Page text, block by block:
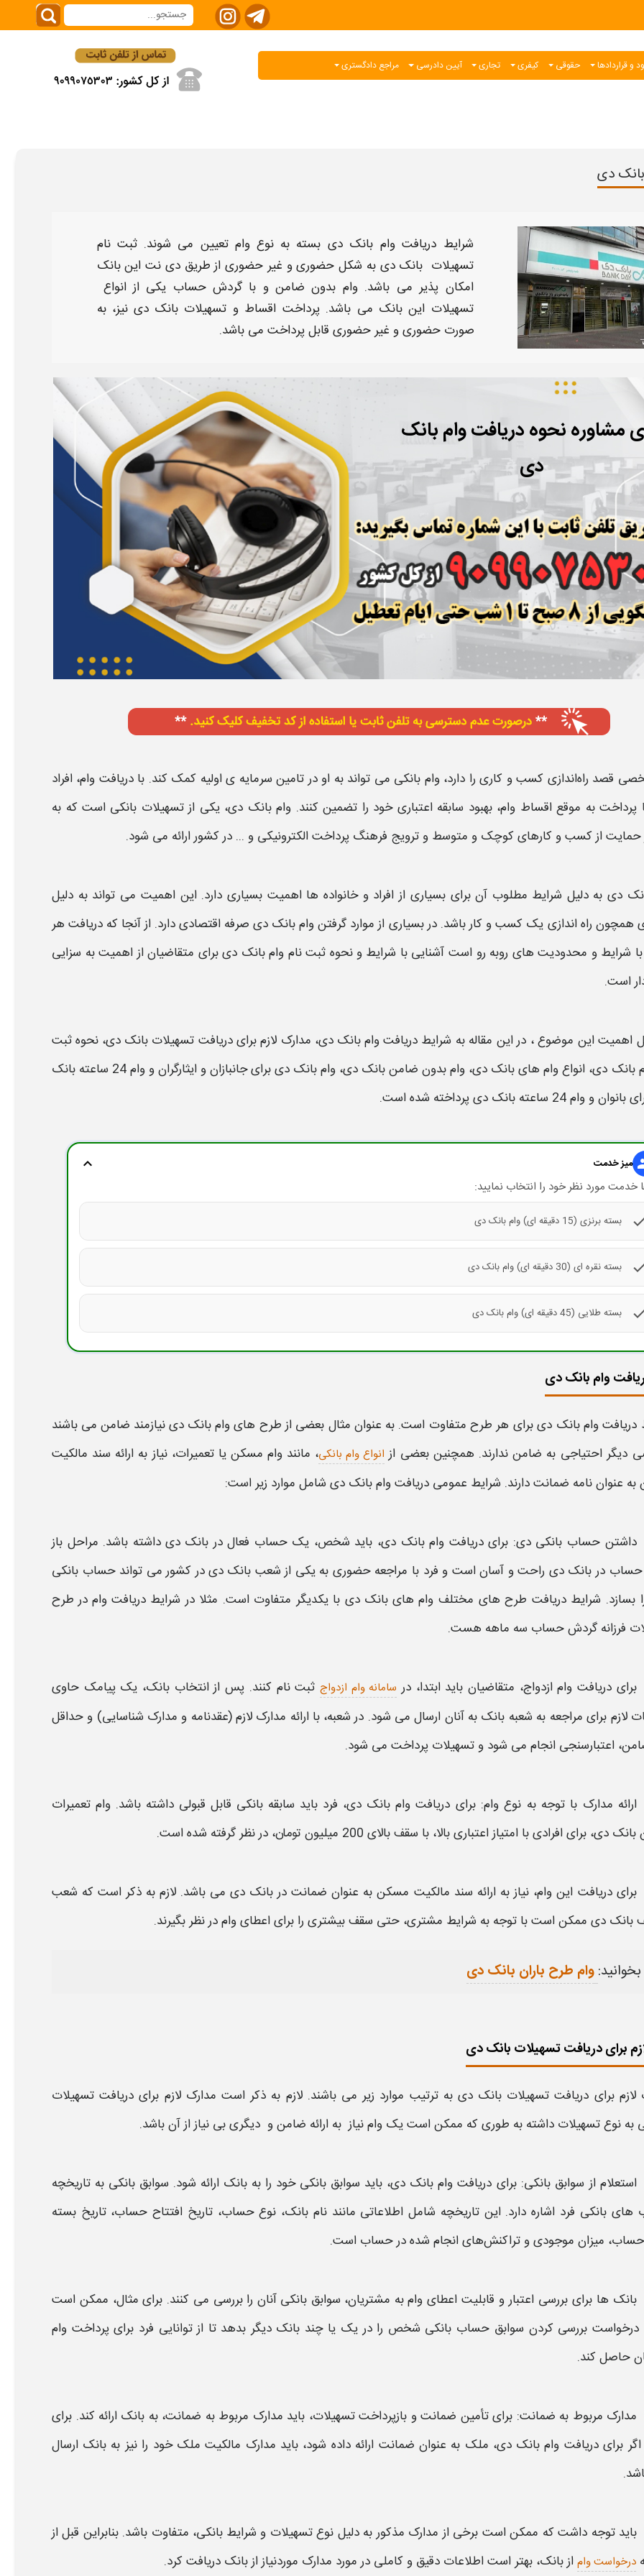
و قراردادها حقوقی کیفری تجاری آیین دادرسی مراجع دادگستری
دی
شرایطدریافتوام بانک دی بسته به نوعوامتعیین می شوند. ثبت نام
تسهیلاتبانک دی به شکل حضوری و غیر حضوری از طریق دی نت اینبانک
امکان پذیر می باشد.وام بدون ضامنو با گردش حساب یکی ازانواع
تسهیلات اینبانک می باشد. پرداخت اقساط و تسهیلاتبانک دی نیز، به
صورت حضوری و غیر حضوری قابل پرداخت می باشد.
مشاوره نحوه دریافت وام بانک
دی
قصد راه‌اندازی کسب ‌و کاری را دارد، وام بانکی می ‌تواند به او در تامین سرمایه‌ ی اولیه کمک کند. با دریافت وام، افراد
پرداخت به موقع اقساط وام، بهبود سابقه اعتباری خود را تضمین کنند. وام بانک دی، یکی از تسهیلات بانکی است که به
حمایت از کسب ‌و کارهای کوچک و متوسط و ترویج فرهنگ پرداخت الکترونیکی و ... در کشور ارائه می‌ شود.
دی به دلیل شرایط مطلوب آن برای بسیاری از افراد و خانواده‌ ها اهمیت بسیاری دارد. این اهمیت می‌ تواند به دلیل
همچون راه‌ اندازی یک کسب‌ و کار باشد. در بسیاری از موارد گرفتنوام بانک دی صرفه اقتصادی دارد. از آنجا که دریافت هر
با شرایط و محدودیت ‌های روبه رو است آشنایی با شرایط و نحوه ثبت نام وام بانک دیبرای متقاضیان از اهمیت به سزایی
است.
اهمیت این موضوع ، در این مقاله به شرایط دریافتوام بانک دی، مدارک لازم برای دریافت تسهیلات بانک دی، نحوه ثبت
بانک دی، انواعوام هایبانک دی، وام بدون ضامن بانک دی، وام بانک دیبرای جانبازان و ایثارگران و
وام 24 ساعته بانک
و وام 24 ساعته بانک دی پرداخته شده است.
میز خدمت expand_more
خدمت مورد نظر خود را انتخاب نمایید:
بسته برنزی (15 دقیقه ای) وام بانک دی
بسته نقره ای (30 دقیقه ای) وام بانک دی
بسته طلایی (45 دقیقه ای) وام بانک دی
وام بانک دی
دریافتوام بانک دیبرای هر طرح متفاوت است. به عنوان مثال بعضی از طرح هایوام بانک دینیازمند ضامن می باشند
دیگر احتیاجی به ضامن ندارند. همچنین بعضی از انواع وام بانکی، مانند وام مسکن یا تعمیرات، نیاز به ارائه سند مالکیت
عنوان نامه ضمانت دارند. شرایط عمومی دریافتوام بانک دی شامل موارد زیر است:
داشتن حساب بانکی دی: برای دریافت وام بانک دی، باید شخص، یک حساب فعال در بانک دی داشته باشد. مراحل باز
حساب دربانک دی راحت و آسان است و فرد با مراجعه حضوری به یکی از شعب بانک دیدر کشور می تواند حساب بانکی
بسازد. شرایط دریافت طرح های مختلف وام های بانک دی با یکدیگر متفاوت است. مثلا در شرایط دریافت وام در طرح
فرزانه گردش حساب سه ماهه هست.
برای دریافت وام ازدواج، متقاضیان باید ابتدا، در سامانه وام ازدواج ثبت نام کنند. پس از انتخاب بانک، یک پیامک حاوی
لازم برای مراجعه به شعبه بانک به آنان ارسال می ‌شود. در شعبه، با ارائه مدارک لازم (عقدنامه و مدارک شناسایی) و حداقل
، اعتبارسنجی انجام می ‌شود و تسهیلات پرداخت می ‌شود.
ارائه مدارک با توجه به نوع وام: برای دریافت وام بانک دی، فرد باید سابقه بانکی قابل قبولی داشته باشد. وام تعمیرات
بانک دی، برای افرادی با امتیاز اعتباری بالا، با سقف بالای 200 میلیون تومان، در نظر گرفته شده است.
برای دریافت این وام، نیاز به ارائه سند مالکیت مسکن به عنوان ضمانت دربانک دی می باشد. لازم به ذکر است که شعب
بانک دی ممکن است با توجه به شرایط مشتری، حتی سقف بیشتری را برای اعطایوامدر نظر بگیرند.
وام طرح باران بانک دی
برای دریافت تسهیلات بانک دی
لازم برای دریافت تسهیلات بانک دی به ترتیب موارد زیر می باشند. لازم به ذکر است مدارک لازم برای دریافت تسهیلات
به نوع تسهیلات داشته به طوری که ممکن است یکوامنیاز به ارائه ضامنو دیگری بی نیاز از آن باشد.
استعلام از سوابق بانکی: برای دریافت وام بانک دی، باید سوابق بانکیخود را به بانک ارائه شود. سوابق بانکی به تاریخچه
‌های بانکی فرد اشاره دارد. این تاریخچه شامل اطلاعاتی مانند نام بانک، نوع حساب، تاریخ افتتاح حساب، تاریخ بسته
میزان موجودی و تراکنش‌های انجام شده در حساب است.
بانک‌ ها برای بررسی اعتبار و قابلیت اعطای وامبه مشتریان، سوابق بانکی آنان را بررسی می‌ کنند. برای مثال، ممکن است
درخواست بررسی کردن سوابق حساب بانکی شخص را در یک یا چند بانک دیگر بدهد تا از توانایی فرد برای پرداخت وام
حاصل کند.
مدارک مربوط به ضمانت: برای تأمین ضمانت و بازپرداخت تسهیلات، باید مدارک مربوط به ضمانت، به بانک ارائه کند. برای
برای دریافت وام بانک دی، ملک به عنوان ضمانت ارائه داده شود، باید مدارک مالکیت ملک خود را نیز به بانک ارسال
باید توجه داشت که ممکن است برخی از مدارک مذکور به دلیل نوع تسهیلات و شرایط بانکی، متفاوت باشد. بنابراین قبل از
درخواست وام ازبانک، بهتر است اطلاعات دقیق و کاملی در مورد مدارک موردنیاز ازبانکدریافت کرد.